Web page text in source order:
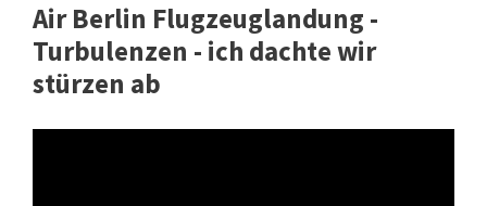
Air Berlin Flugzeuglandung -
Turbulenzen - ich dachte wir
stürzen ab